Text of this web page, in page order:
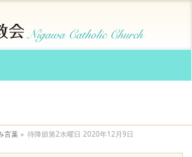
言葉 » 待降節第2水曜日 2020年12月9日